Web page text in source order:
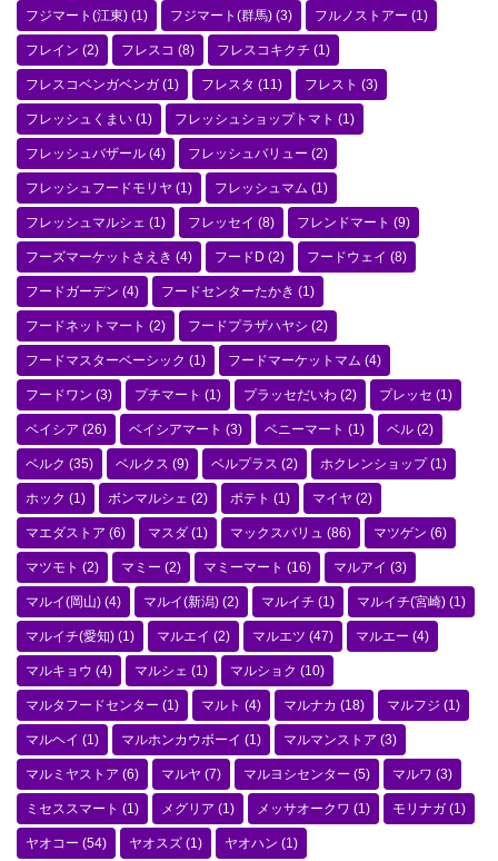
フジマート(江東) (1) フジマート(群馬) (3) フルノストアー (1)
フレイン (2) フレスコ (8) フレスコキクチ (1)
フレスコベンガベンガ (1) フレスタ (11) フレスト (3)
フレッシュくまい (1) フレッシュショップトマト (1)
フレッシュバザール (4) フレッシュバリュー (2)
フレッシュフードモリヤ (1) フレッシュマム (1)
フレッシュマルシェ (1) フレッセイ (8) フレンドマート (9)
フーズマーケットさえき (4) フードD (2) フードウェイ (8)
フードガーデン (4) フードセンターたかき (1)
フードネットマート (2) フードプラザハヤシ (2)
フードマスターベーシック (1) フードマーケットマム (4)
フードワン (3) プチマート (1) プラッセだいわ (2) プレッセ (1)
ベイシア (26) ベイシアマート (3) ベニーマート (1) ベル (2)
ベルク (35) ベルクス (9) ベルプラス (2) ホクレンショップ(1)
ホック (1) ボンマルシェ (2) ポテト (1) マイヤ (2)
マエダストア (6) マスダ (1) マックスバリュ (86) マツゲン (6)
マツモト (2) マミー (2) マミーマート (16) マルアイ (3)
マルイ(岡山) (4) マルイ(新潟) (2) マルイチ (1) マルイチ(宮崎) (1)
マルイチ(愛知) (1) マルエイ (2) マルエツ (47) マルエー (4)
マルキョウ (4) マルシェ (1) マルショク (10)
マルタフードセンター (1) マルト (4) マルナカ (18) マルフジ (1)
マルヘイ (1) マルホンカウボーイ (1) マルマンストア (3)
マルミヤストア (6) マルヤ (7) マルヨシセンター (5) マルワ (3)
ミセススマート (1) メグリア (1) メッサオークワ (1) モリナガ (1)
ヤオコー (54) ヤオスズ (1) ヤオハン (1)